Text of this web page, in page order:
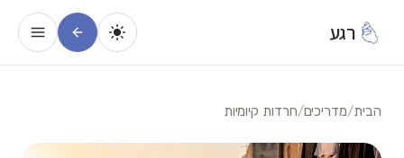
רגע
הבית/מדריכים/חרדות קיומיות